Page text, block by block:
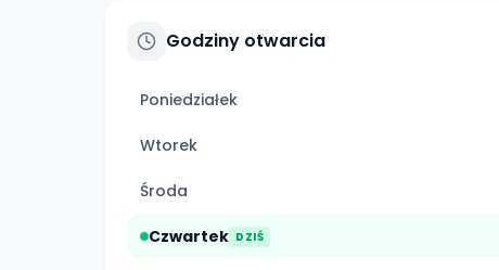
Godziny otwarcia
Poniedziałek
Wtorek
Środa
Czwartek DZIŚ